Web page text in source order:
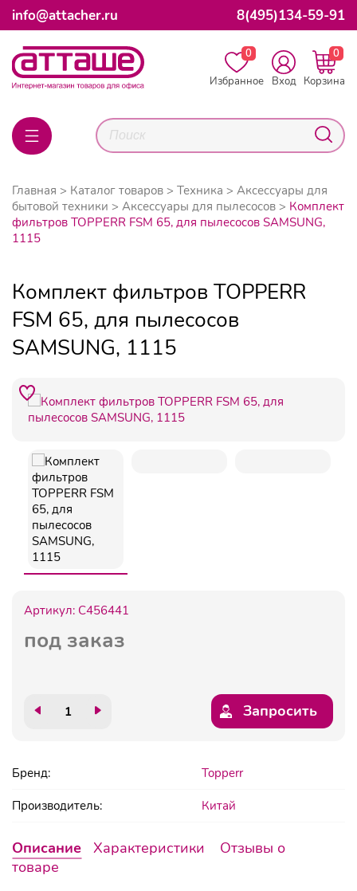
info@attacher.ru 8(495)134-59-91
0
Избранное
Вход
0
Корзина
Главная Каталог товаров Техника
Аксессуары для
бытовой техники
Аксессуары для пылесосов
Комплект
фильтров TOPPERR FSM 65, для пылесосов SAMSUNG,
1115
Комплект фильтров TOPPERR
FSM 65, для пылесосов
SAMSUNG, 1115
Артикул: C456441
под заказ
Запросить
Бренд: Topperr
Производитель: Китай
Описание Характеристики
Отзывы о
товаре